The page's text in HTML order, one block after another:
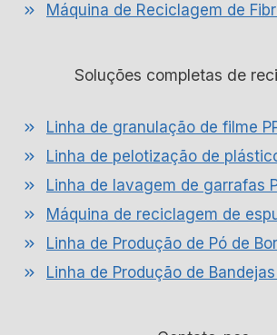
Máquina de Reciclagem de
Soluções completas de
Linha de granulação de filme
Linha de pelotização de
Linha de lavagem de garrafas
Máquina de reciclagem de
Linha de Produção de Pó de
Linha de Produção de